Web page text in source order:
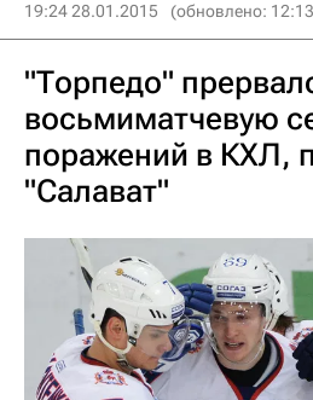
19:24 28.01.2015 (обновлено:
"Торпедо"
восьмиматчевую
поражений в КХЛ,
"Салават"